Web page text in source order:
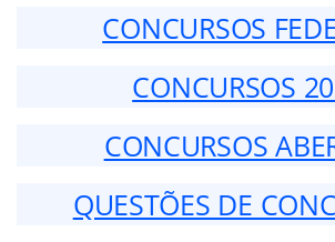
CONCURSOS
CONCURSOS
CONCURSOS
QUESTÕES DE